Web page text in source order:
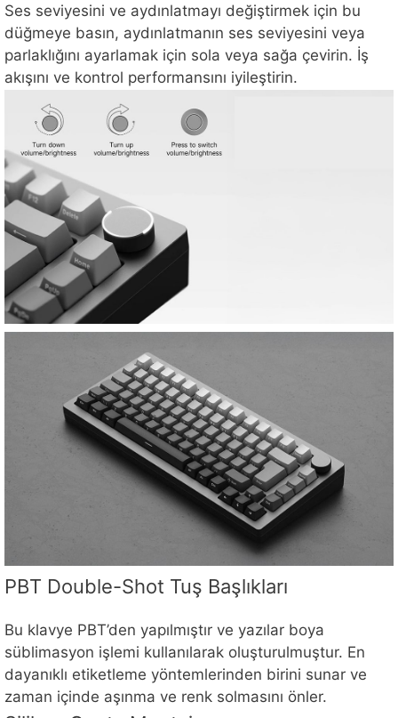
Ses seviyesini ve aydınlatmayı değiştirmek için bu
düğmeye basın, aydınlatmanın ses seviyesini veya
parlaklığını ayarlamak için sola veya sağa çevirin. İş
akışını ve kontrol performansını iyileştirin.
PBT Double-Shot Tuş Başlıkları
Bu klavye PBT’den yapılmıştır ve yazılar boya
süblimasyon işlemi kullanılarak oluşturulmuştur. En
dayanıklı etiketleme yöntemlerinden birini sunar ve
zaman içinde aşınma ve renk solmasını önler.